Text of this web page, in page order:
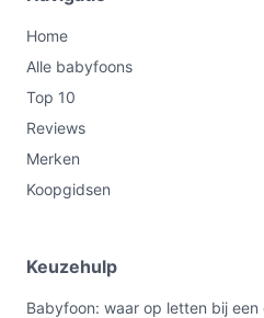
Home
Alle babyfoons
Top 10
Reviews
Merken
Koopgidsen
Keuzehulp
Babyfoon: waar op letten bij